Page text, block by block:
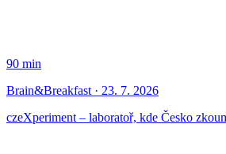
90 min
Brain&Breakfast · 23. 7. 2026
czeXperiment – laboratoř, kde Česko